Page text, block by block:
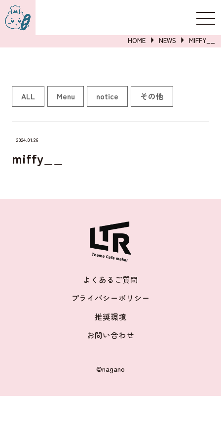
詳しくはこちら
HOME NEWS MIFFY__
ALL Menu notice その他
2024.01.26
miffy__
よくあるご質問
プライバシーポリシー
推奨環境
お問い合わせ
©nagano